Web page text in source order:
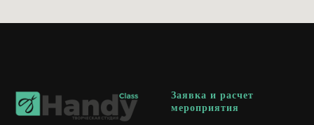
Заявка и расчет
мероприятия